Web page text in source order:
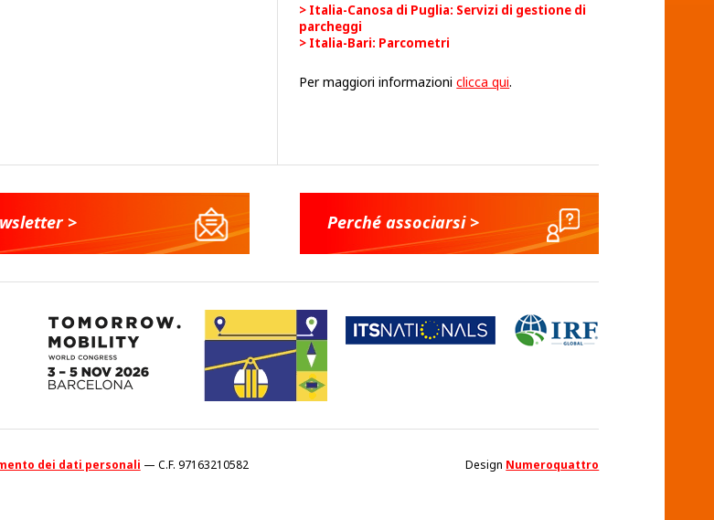
Italia-Canosa di Puglia: Servizi di gestione di
parcheggi
Italia-Bari: Parcometri
Per maggiori informazioniclicca qui.
> Perché associarsi >
dei dati personali — C.F. 97163210582 Design Numeroquattro